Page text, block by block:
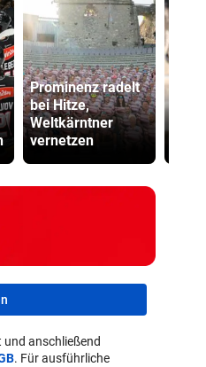
Prominenz radelt
bei Hitze,
Weltkärntner
vernetzen
anschließend
. Für ausführliche